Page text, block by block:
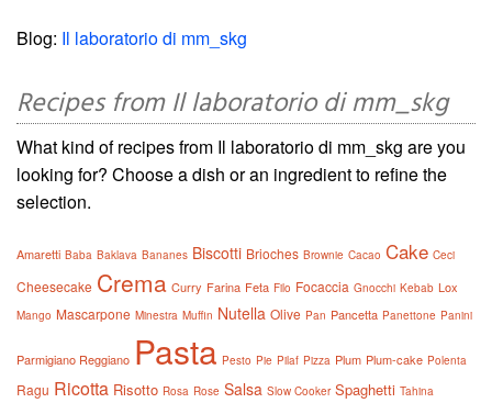
Blog: Il laboratorio di mm_skg
Recipes from Il laboratorio di mm_skg
What kind of recipes from Il laboratorio di mm_skg are you
looking for? Choose a dish or an ingredient to refine the
selection.
Amaretti Baba Baklava Bananes Biscotti Brioches Brownie Cacao Cake Ceci
Cheesecake Crema Curry Farina Feta Filo Focaccia Gnocchi Kebab Lox
Mango Mascarpone Minestra Muffin Nutella Olive Pan Pancetta Panettone Panini
Parmigiano Reggiano Pasta Pesto Pie Pilaf Pizza Plum Plum-cake Polenta
Ragu Ricotta Risotto Rosa Rose Salsa Slow Cooker Spaghetti Tahina